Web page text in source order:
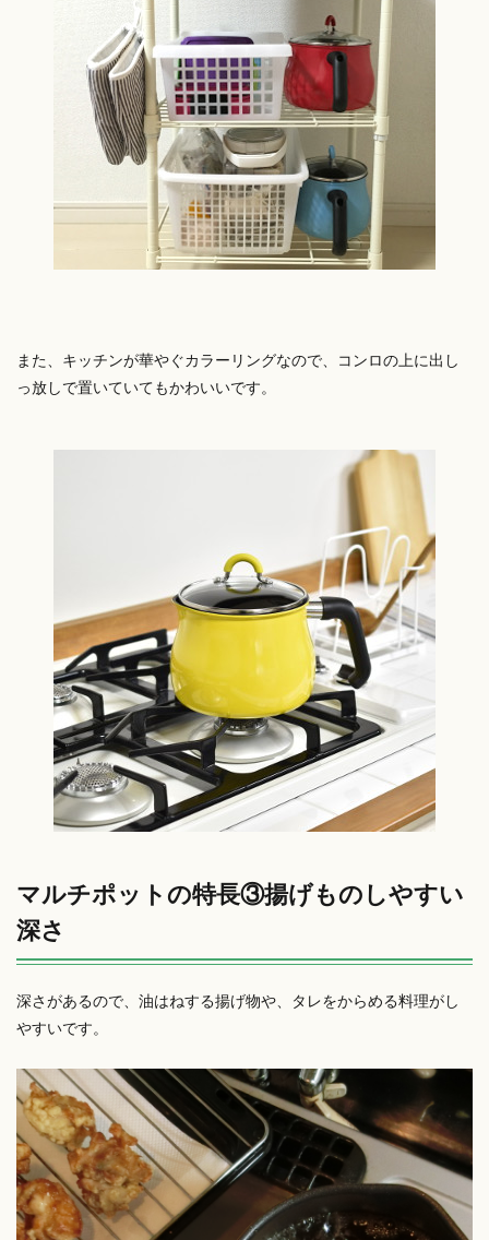
また、キッチンが華やぐカラーリングなので、コンロの上に出し
っ放しで置いていてもかわいいです。
マルチポットの特長③揚げものしやすい
深さ
深さがあるので、油はねする揚げ物や、タレをからめる料理がし
やすいです。